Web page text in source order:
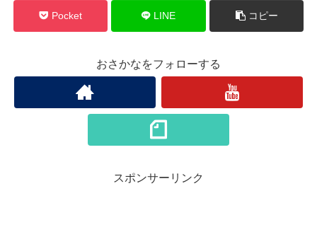
Pocket LINE コピー
おさかなをフォローする
スポンサーリンク